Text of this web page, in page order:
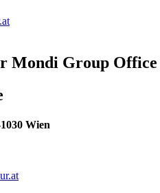
Mondi Group Office
Wien